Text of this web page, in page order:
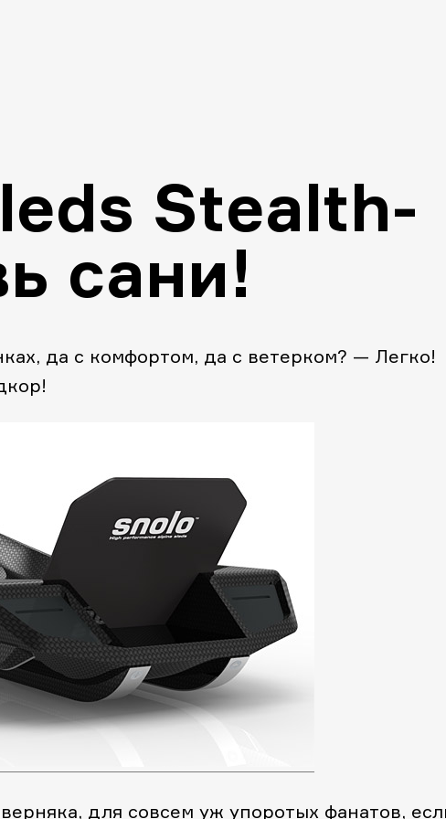
Stealth-
сани!
да с комфортом, да с ветерком? — Легко!
для совсем уж упоротых фанатов,